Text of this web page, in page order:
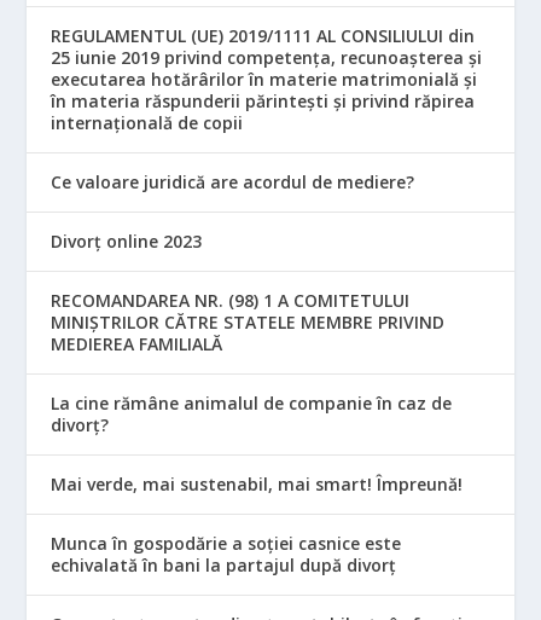
REGULAMENTUL (UE) 2019/1111 AL CONSILIULUI din
25 iunie 2019 privind competența, recunoașterea și
executarea hotărârilor în materie matrimonială și
în materia răspunderii părintești și privind răpirea
internațională de copii
Ce valoare juridică are acordul de mediere?
Divorț online 2023
RECOMANDAREA NR. (98) 1 A COMITETULUI
MINIŞTRILOR CĂTRE STATELE MEMBRE PRIVIND
MEDIEREA FAMILIALĂ
La cine rămâne animalul de companie în caz de
divorț?
Mai verde, mai sustenabil, mai smart! Împreună!
Munca în gospodărie a soției casnice este
echivalată în bani la partajul după divorț